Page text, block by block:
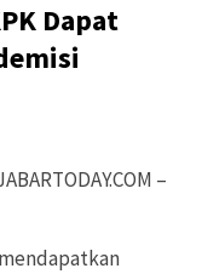
Dapat
–